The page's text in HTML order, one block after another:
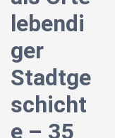
lebendi
ger
Stadtge
schicht
e – 35